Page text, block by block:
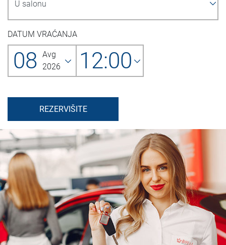
DATUM VRAĆANJA
08 Avg
2026
12:00
REZERVIŠITE